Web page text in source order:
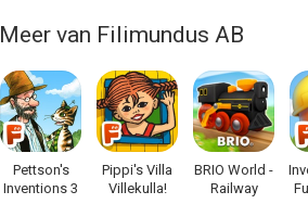
Meer van Filimundus AB
Pettson's
Inventions 3
Pippi's Villa
Villekulla!
BRIO World -
Railway